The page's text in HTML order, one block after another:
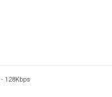
- 128Kbps